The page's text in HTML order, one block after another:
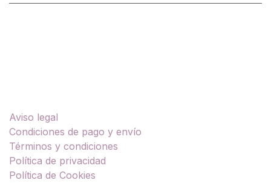
Aviso legal
Condiciones de pago y envío
Términos y condiciones
Política de privacidad
Política de Cookies